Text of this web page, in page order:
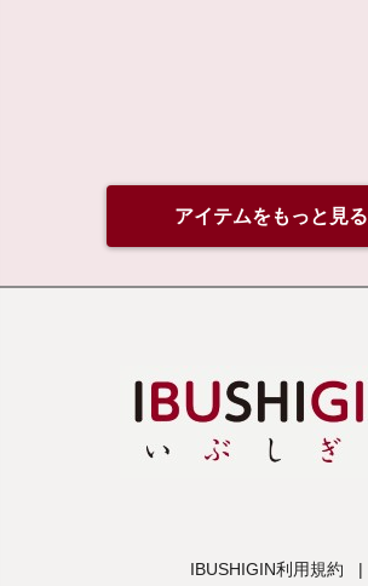
アイテムをもっと見る
IBUSHIGIN利用規約 |